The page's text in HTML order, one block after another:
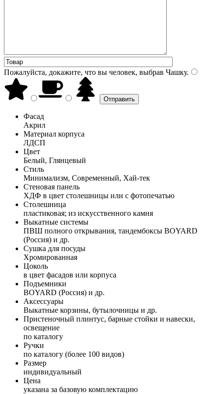
Пожалуйста, докажите, что вы человек, выбрав Чашку.
Фасад
Акрил
Материал корпуса
ЛДСП
Цвет
Белый, Глянцевый
Стиль
Минимализм, Современный, Хай-тек
Стеновая панель
ХДФ в цвет столешницы или с фотопечатью
Столешница
пластиковая; из искусственного камня
Выкатные системы
ПВШ полного открывания, тандембоксы BOYARD
(Россия) и др.
Сушка для посуды
Хромированная
Цоколь
в цвет фасадов или корпуса
Подъемники
BOYARD (Россия) и др.
Аксессуары
Выкатные корзины, бутылочницы и др.
Пристеночный плинтус, барные стойки и навески,
освещение
по каталогу
Ручки
по каталогу (более 100 видов)
Размер
индивидуальный
Цена
указана за базовую комплектацию